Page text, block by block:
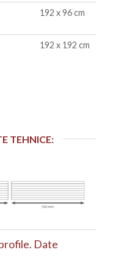
192 x 96 cm
192 x 192 cm
TEHNICE:
Date